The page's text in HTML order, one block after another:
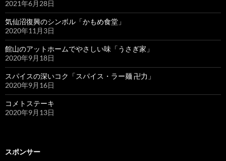
2021年6月28日
気仙沼復興のシンボル「かもめ食堂」
2020年11月3日
館山のアットホームでやさしい味「うさぎ家」
2020年9月18日
スパイスの深いコク「スパイス・ラー麺 卍力」
2020年9月16日
コメトステーキ
2020年9月13日
スポンサー